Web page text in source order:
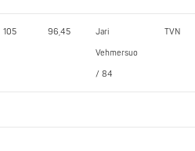
105 96,45 Jari
Vehmersuo
/ 84
TVN